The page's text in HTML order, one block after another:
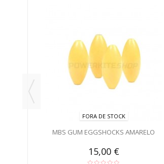
FORA DE STOCK
MBS GUM EGGSHOCKS AMARELO
15,00 €